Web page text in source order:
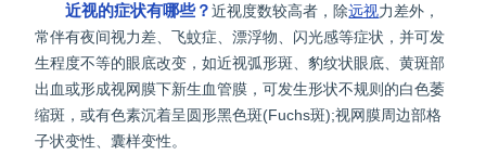
近视的症状有哪些？近视度数较高者，除远视力差外，
常伴有夜间视力差、飞蚊症、漂浮物、闪光感等症状，并可发
生程度不等的眼底改变，如近视弧形斑、豹纹状眼底、黄斑部
出血或形成视网膜下新生血管膜，可发生形状不规则的白色萎
缩斑，或有色素沉着呈圆形黑色斑(Fuchs斑);视网膜周边部格
子状变性、囊样变性。